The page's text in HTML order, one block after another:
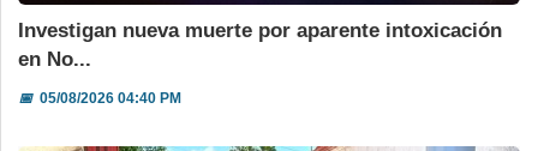
Investigan nueva muerte por aparente intoxicación
en No...
📅05/08/2026 04:40 PM